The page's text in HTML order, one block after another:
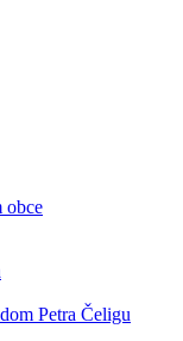
obce
Petra Čeligu